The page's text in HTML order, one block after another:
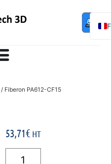
0,00 €
/ Fiberon PA612-CF15
53,71€ HT